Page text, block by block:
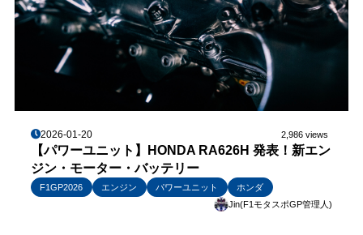
2026-01-20 2,986 views
【パワーユニット】HONDA RA626H 発表！新エン
ジン・モーター・バッテリー
F1GP2026 エンジン パワーユニット
ホンダ
Jin(F1モタスポGP管理人)